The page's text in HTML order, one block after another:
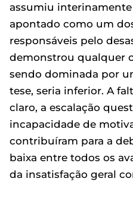
assumiu
apontado como um
responsáveis pelo
demonstrou qualquer
sendo dominada por
tese, seria inferior. A
claro, a escalação
incapacidade de
contribuíram para a
baixa entre todos os
da insatisfação geral